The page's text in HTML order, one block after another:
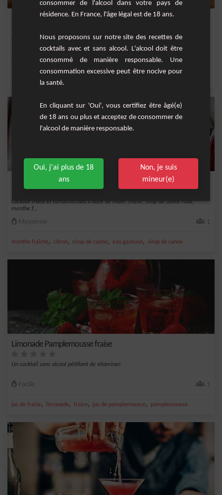
Strawberry Daïquiri
Cocktail fruité à base de rhum, jus de fraise, sirop de canne et jus de citron frais.
Moyenne
citron rhum blanc 40°
Cocktail fruité et rafraîchissant à base de rhum, fraise, sirop de canne roux,
menthe f...
Moyenne 1
menthe fraîche, citron, sirop de canne, eau gazeuse, sirop de canne
Limonade Pamplemousse fraise
Un cocktail sans alcool pétillant de vitamines
Facile 1
jus de fraise, limonade, fraise, jus de pamplemousse, pamplemousse
consommer de l'alcool dans votre pays de
résidence. En France, l'âge légal est de 18 ans.
Nous proposons sur notre site des recettes de
cocktails avec et sans alcool. L'alcool doit être
consommé de manière responsable. Une
consommation excessive peut être nocive pour
la santé.
En cliquant sur 'Oui', vous certifiez être âgé(e)
de 18 ans ou plus et acceptez de consommer de
l'alcool de manière responsable.
Oui, j'ai plus de 18
ans
Non, je suis
mineur(e)